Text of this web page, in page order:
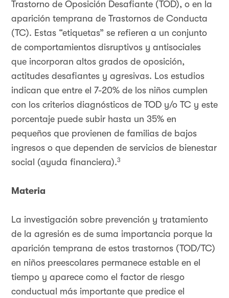
Trastorno de Oposición Desafiante (TOD), o en la
aparición temprana de Trastornos de Conducta
(TC). Estas “etiquetas” se refieren a un conjunto
de comportamientos disruptivos y antisociales
que incorporan altos grados de oposición,
actitudes desafiantes y agresivas. Los estudios
indican que entre el 7-20% de los niños cumplen
con los criterios diagnósticos de TOD y/o TC y este
porcentaje puede subir hasta un 35% en
pequeños que provienen de familias de bajos
ingresos o que dependen de servicios de bienestar
social (ayuda financiera).3
Materia
La investigación sobre prevención y tratamiento
de la agresión es de suma importancia porque la
aparición temprana de estos trastornos (TOD/TC)
en niños preescolares permanece estable en el
tiempo y aparece como el factor de riesgo
conductual más importante que predice el